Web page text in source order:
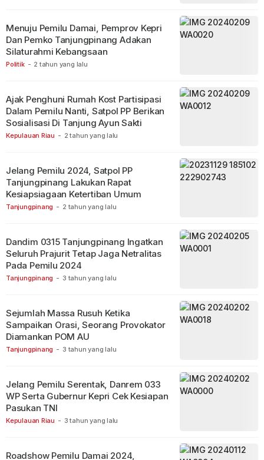
Politik - 2 tahun yang lalu
Menuju Pemilu Damai, Pemprov Kepri
Dan Pemko Tanjungpinang Adakan
Silaturahmi Kebangsaan
Kepulauan Riau - 2 tahun yang lalu
Ajak Penghuni Rumah Kost Partisipasi
Dalam Pemilu Nanti, Satpol PP Berikan
Sosialisasi Di Tanjung Ayun Sakti
Tanjungpinang - 2 tahun yang lalu
Jelang Pemilu 2024, Satpol PP
Tanjungpinang Lakukan Rapat
Kesiapsiagaan Ketertiban Umum
Tanjungpinang - 3 tahun yang lalu
Dandim 0315 Tanjungpinang Ingatkan
Seluruh Prajurit Tetap Jaga Netralitas
Pada Pemilu 2024
Tanjungpinang - 3 tahun yang lalu
Sejumlah Massa Rusuh Ketika
Sampaikan Orasi, Seorang Provokator
Diamankan POM AU
Kepulauan Riau - 3 tahun yang lalu
Jelang Pemilu Serentak, Danrem 033
WP Serta Gubernur Kepri Cek Kesiapan
Pasukan TNI
Roadshow Pemilu Damai 2024,